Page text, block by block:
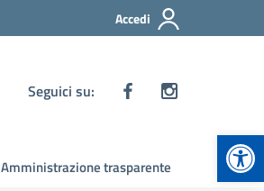
Accedi
Seguici su:
Amministrazione trasparente